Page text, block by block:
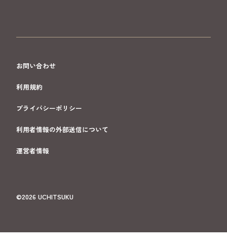
お問い合わせ
利用規約
プライバシーポリシー
利用者情報の外部送信について
運営者情報
©2026 UCHITSUKU